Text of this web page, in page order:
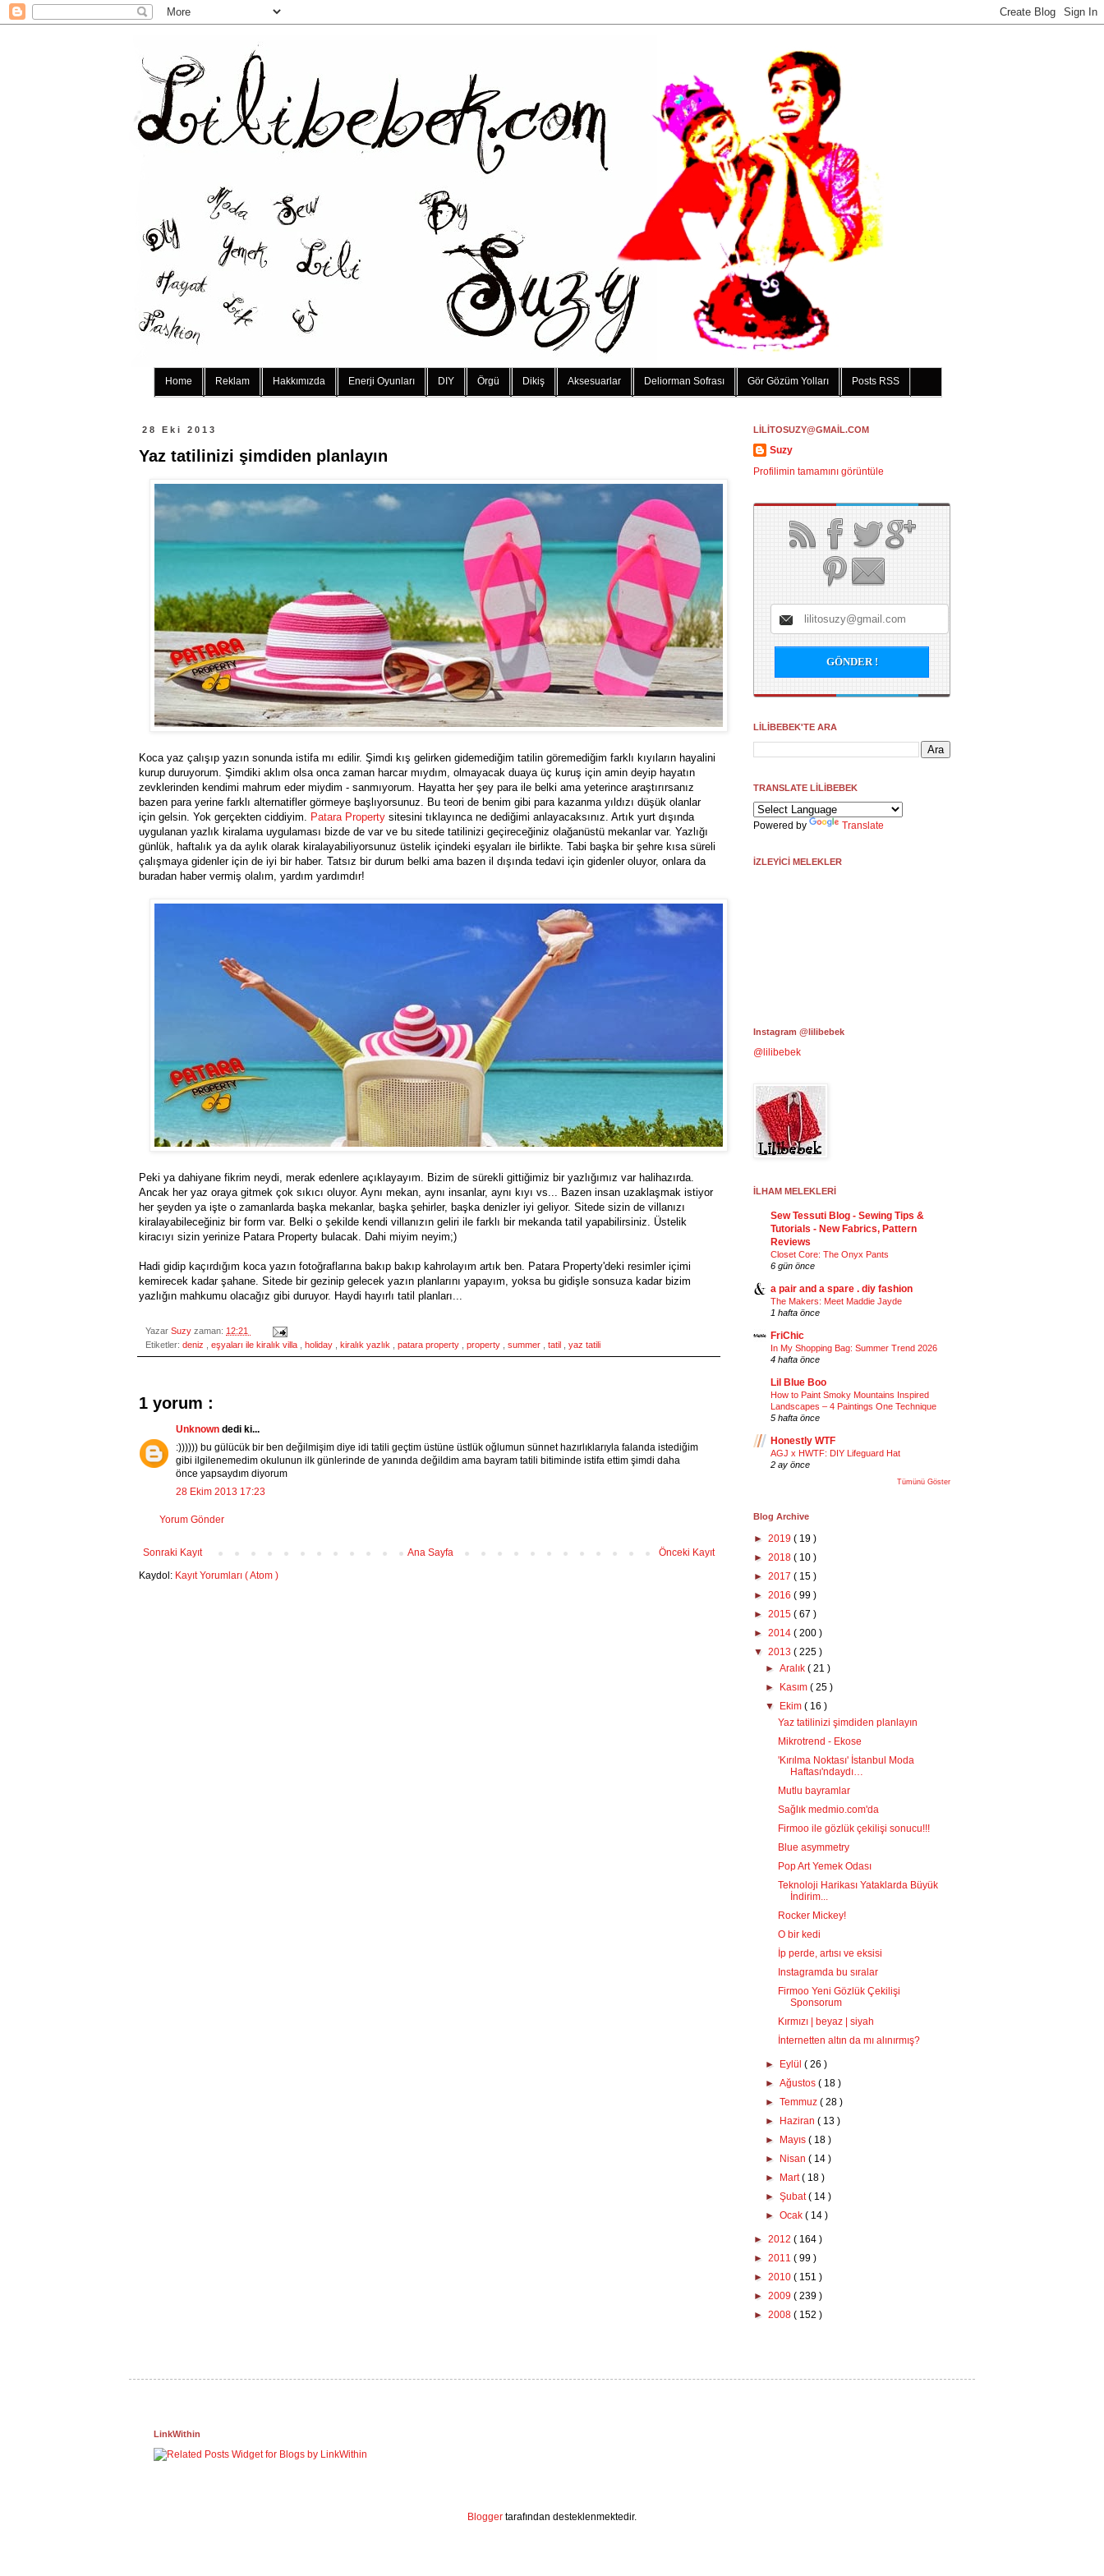
Home Reklam Hakkımızda Enerji Oyunları DIY Örgü Dikiş Aksesuarlar Deliorman Sofrası Gör Gözüm Yolları Posts RSS
28 Eki 2013
Yaz tatilinizi şimdiden planlayın
Koca yaz çalışıp yazın sonunda istifa mı edilir. Şimdi kış gelirken gidemediğim tatilin göremediğim farklı kıyıların hayalini
kurup duruyorum. Şimdiki aklım olsa onca zaman harcar mıydım, olmayacak duaya üç kuruş için amin deyip hayatın
zevklerinden kendimi mahrum eder miydim - sanmıyorum. Hayatta her şey para ile belki ama yeterince araştırırsanız
bazen para yerine farklı alternatifler görmeye başlıyorsunuz. Bu teori de benim gibi para kazanma yıldızı düşük olanlar
için gelsin. Yok gerçekten ciddiyim. Patara Property sitesini tıklayınca ne dediğimi anlayacaksınız. Artık yurt dışında
uygulanan yazlık kiralama uygulaması bizde de var ve bu sitede tatilinizi geçireceğiniz olağanüstü mekanlar var. Yazlığı
günlük, haftalık ya da aylık olarak kiralayabiliyorsunuz üstelik içindeki eşyaları ile birlikte. Tabi başka bir şehre kısa süreli
çalışmaya gidenler için de iyi bir haber. Tatsız bir durum belki ama bazen il dışında tedavi için gidenler oluyor, onlara da
buradan haber vermiş olalım, yardım yardımdır!
Peki ya dahiyane fikrim neydi, merak edenlere açıklayayım. Bizim de sürekli gittiğimiz bir yazlığımız var halihazırda.
Ancak her yaz oraya gitmek çok sıkıcı oluyor. Aynı mekan, aynı insanlar, aynı kıyı vs... Bazen insan uzaklaşmak istiyor
her şeyden ya işte o zamanlarda başka mekanlar, başka şehirler, başka denizler iyi geliyor. Sitede sizin de villanızı
kiralayabileceğiniz bir form var. Belki o şekilde kendi villanızın geliri ile farklı bir mekanda tatil yapabilirsiniz. Üstelik
kiracıyı sizin yerinize Patara Property bulacak. Dahi miyim neyim;)
Hadi gidip kaçırdığım koca yazın fotoğraflarına bakıp bakıp kahrolayım artık ben. Patara Property'deki resimler içimi
kemirecek kadar şahane. Sitede bir gezinip gelecek yazın planlarını yapayım, yoksa bu gidişle sonsuza kadar bizim
yazlığın mahkumu olacağız gibi duruyor. Haydi hayırlı tatil planları...
Yazar Suzy zaman: 12:21
Etiketler: deniz eşyaları ile kiralık villa holiday kiralık yazlık patara property property summer tatil yaz tatili
1 yorum :
Unknown dedi ki...
:)))))) bu gülücük bir ben değilmişim diye idi tatili geçtim üstüne üstlük oğlumun sünnet hazırlıklarıyla falanda istediğim
gibi ilgilenemedim okulunun ilk günlerinde de yanında değildim ama bayram tatili bitiminde istifa ettim şimdi daha
önce yapsaydım diyorum
28 Ekim 2013 17:23
Yorum Gönder
Sonraki Kayıt Önceki Kayıt
Ana Sayfa
Kaydol: Kayıt Yorumları ( Atom )
LİLİTOSUZY@GMAİL.COM
Suzy
Profilimin tamamını görüntüle
LİLİBEBEK'TE ARA
TRANSLATE LİLİBEBEK
Powered by Translate
İZLEYİCİ MELEKLER
Instagram @lilibebek
@lilibebek
İLHAM MELEKLERİ
Sew Tessuti Blog - Sewing Tips &
Tutorials - New Fabrics, Pattern
Reviews
Closet Core: The Onyx Pants
6 gün önce
a pair and a spare . diy fashion
The Makers: Meet Maddie Jayde
1 hafta önce
FriChic
In My Shopping Bag: Summer Trend 2026
4 hafta önce
Lil Blue Boo
How to Paint Smoky Mountains Inspired
Landscapes – 4 Paintings One Technique
5 hafta önce
Honestly WTF
AGJ x HWTF: DIY Lifeguard Hat
2 ay önce
Tümünü Göster
Blog Archive
► 2019 ( 19 )
► 2018 ( 10 )
► 2017 ( 15 )
► 2016 ( 99 )
► 2015 ( 67 )
► 2014 ( 200 )
▼ 2013 ( 225 )
►Aralık( 21 )
►
Kasım( 25 )
▼
Ekim( 16 )
Yaz tatilinizi şimdiden planlayın
Mikrotrend - Ekose
'Kırılma Noktası' İstanbul Moda
Haftası'ndaydı…
Mutlu bayramlar
Sağlık medmio.com'da
Firmoo ile gözlük çekilişi sonucu!!!
Blue asymmetry
Pop Art Yemek Odası
Teknoloji Harikası Yataklarda Büyük
İndirim...
Rocker Mickey!
O bir kedi
İp perde, artısı ve eksisi
Instagramda bu sıralar
Firmoo Yeni Gözlük Çekilişi
Sponsorum
Kırmızı | beyaz | siyah
İnternetten altın da mı alınırmış?
► Eylül( 26 )
►Ağustos( 18 )
►Temmuz( 28 )
►
Haziran( 13 )
►
Mayıs( 18 )
►
Nisan( 14 )
►
Mart( 18 )
►Şubat( 14 )
►Ocak( 14 )
► 2012 ( 164 )
► 2011 ( 99 )
► 2010 ( 151 )
► 2009 ( 239 )
► 2008 ( 152 )
LinkWithin
Blogger tarafından desteklenmektedir.